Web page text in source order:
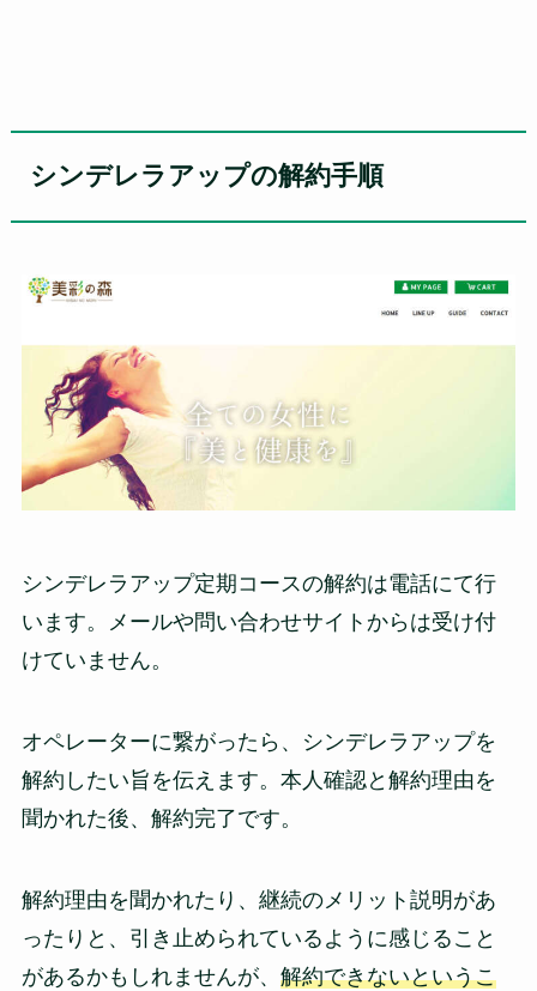
シンデレラアップの解約手順
シンデレラアップ定期コースの解約は電話にて行
います。メールや問い合わせサイトからは受け付
けていません。
オペレーターに繋がったら、
シンデレラアップを
解約したい旨を伝えます。本人確認と解約理由を
聞かれた後、解約完了です。
解約理由を聞かれたり、継続のメリット説明があ
ったりと、引き止められているように感じること
があるかもしれませんが、 解約できないというこ